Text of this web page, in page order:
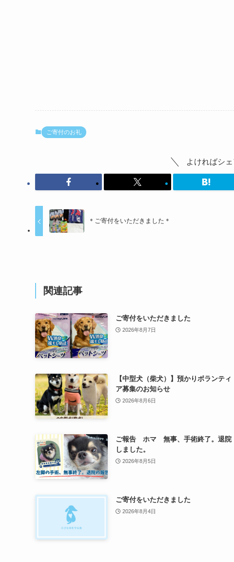
ご寄付のお礼
よければシ
＊ご寄付をいただきました＊
関連記事
ご寄付をいただきました
2026年8月7日
【中型犬（柴犬）】預かりボランティ
ア募集のお知らせ
2026年8月6日
ご報告 ホマ 無事、手術終了。退院
しました。
2026年8月5日
ご寄付をいただきました
2026年8月4日